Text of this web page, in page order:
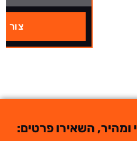
השאירו פרטים: